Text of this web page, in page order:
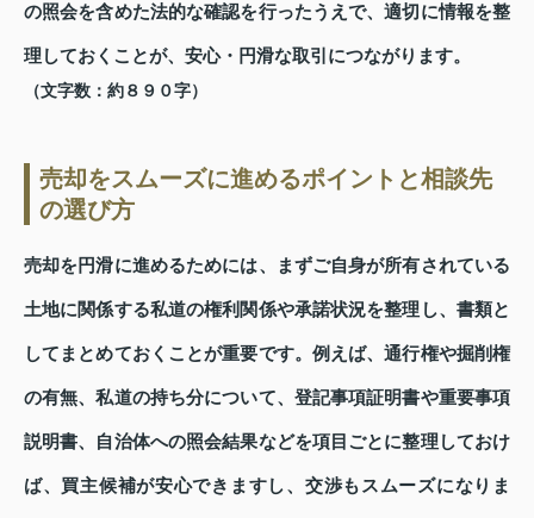
の照会を含めた法的な確認を行ったうえで、適切に情報を整
理しておくことが、安心・円滑な取引につながります。
（文字数：約８９０字）
売却をスムーズに進めるポイントと相談先
の選び方
売却を円滑に進めるためには、まずご自身が所有されている
土地に関係する私道の権利関係や承諾状況を整理し、書類と
してまとめておくことが重要です。例えば、通行権や掘削権
の有無、私道の持ち分について、登記事項証明書や重要事項
説明書、自治体への照会結果などを項目ごとに整理しておけ
ば、買主候補が安心できますし、交渉もスムーズになりま